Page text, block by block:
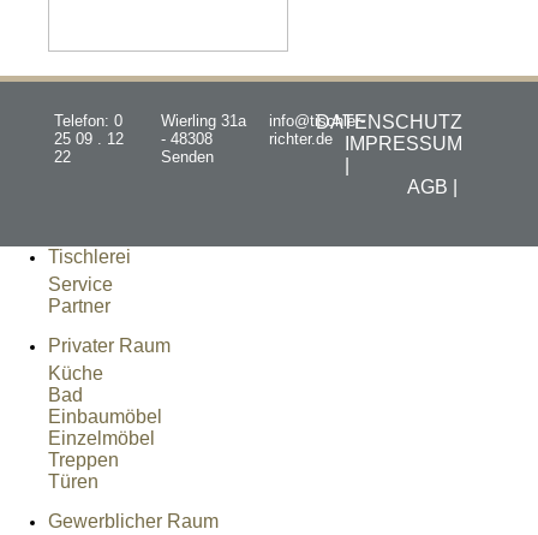
Telefon: 0
25 09 . 12
22
Wierling 31a
- 48308
Senden
info@tischler-
richter.de
DATENSCHUTZ
IMPRESSUM
AGB |
Tischlerei
Service
Partner
Privater Raum
Küche
Bad
Einbaumöbel
Einzelmöbel
Treppen
Türen
Gewerblicher Raum